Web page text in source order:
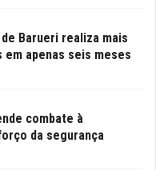
Barueri realiza mais
em apenas seis meses
combate à
da segurança